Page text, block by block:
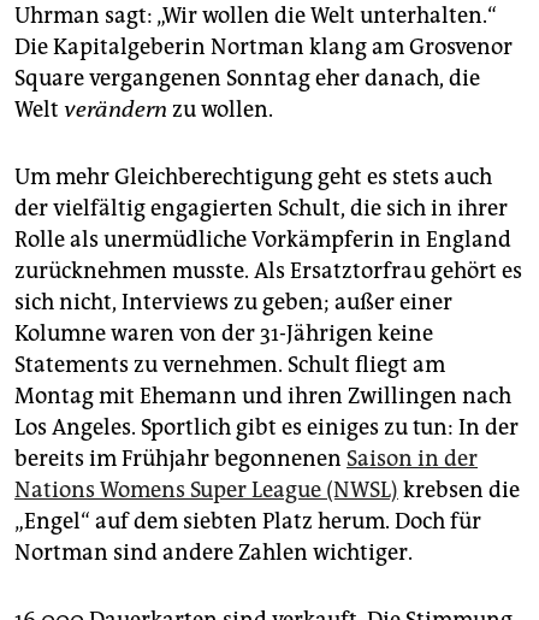
Uhrman sagt: „Wir wollen die Welt unterhalten.“
Die Kapitalgeberin Nortman klang am Grosvenor
Square vergangenen Sonntag eher danach, die
Welt verändern zu wollen.
Um mehr Gleichberechtigung geht es stets auch
der vielfältig engagierten Schult, die sich in ihrer
Rolle als unermüdliche Vorkämpferin in England
zurücknehmen musste. Als Ersatztorfrau gehört es
sich nicht, Interviews zu geben; außer einer
Kolumne waren von der 31-Jährigen keine
Statements zu vernehmen. Schult fliegt am
Montag mit Ehemann und ihren Zwillingen nach
Los Angeles. Sportlich gibt es einiges zu tun: In der
bereits im Frühjahr begonnenen Saison in der
Nations Womens Super League (NWSL) krebsen die
„Engel“ auf dem siebten Platz herum. Doch für
Nortman sind andere Zahlen wichtiger.